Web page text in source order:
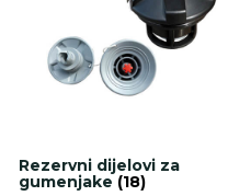
Rezervni dijelovi za
gumenjake (18)